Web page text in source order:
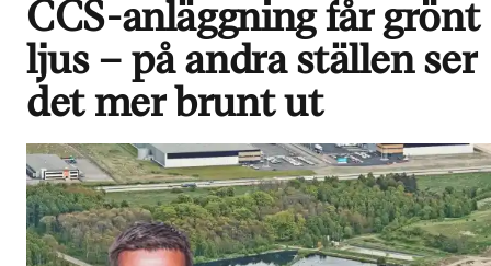
CCS-anläggning får grönt
ljus – på andra ställen ser
det mer brunt ut